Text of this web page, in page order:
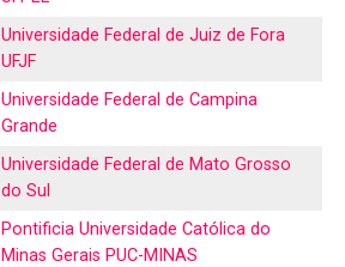
Universidade Federal de Juiz de Fora
UFJF
Universidade Federal de Campina
Grande
Universidade Federal de Mato Grosso
do Sul
Pontificia Universidade Católica do
Minas Gerais PUC-MINAS